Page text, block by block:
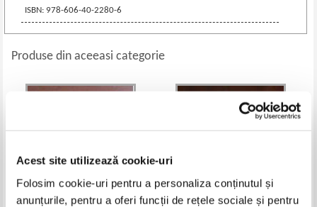
Acest site utilizează cookie-uri
Folosim cookie-uri pentru a personaliza conținutul și
anunțurile, pentru a oferi funcții de rețele sociale și pentru
ISBN: 978-606-40-2280-6
Produse din aceeasi categorie